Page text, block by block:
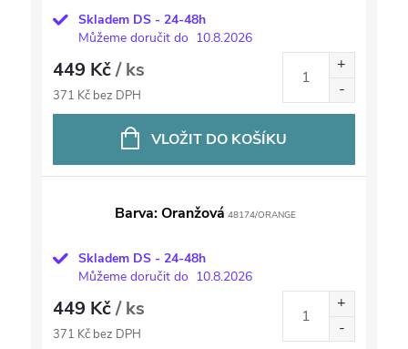
Skladem DS - 24-48h
Můžeme doručit do 10.8.2026
449 Kč/ ks
371 Kč bez DPH
VLOŽIT DO KOŠÍKU
Barva: Oranžová 48174/ORANGE
Skladem DS - 24-48h
Můžeme doručit do 10.8.2026
449 Kč/ ks
371 Kč bez DPH